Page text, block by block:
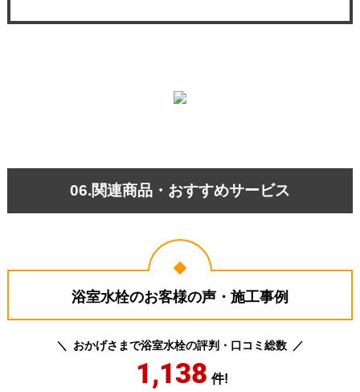
06.関連商品・おすすめサービス
浴室水栓のお客様の声・施工事例
おかげさまで浴室水栓の評判・口コミ総数
1,138 件!